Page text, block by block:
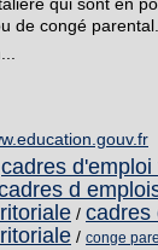
de congé parental.
cadres
d
/ cadres
/ conge